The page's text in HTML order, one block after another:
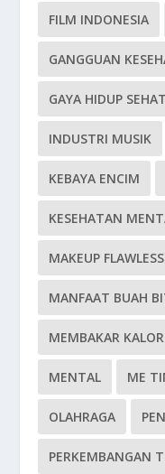
FILM INDONESIA
GANGGUAN
GAYA HIDUP SEHAT
INDUSTRI MUSIK
KEBAYA ENCIM
KESEHATAN
MAKEUP FLAWLESS
MANFAAT BUAH
MEMBAKAR
MENTAL ME
OLAHRAGA
PERKEMBANGAN